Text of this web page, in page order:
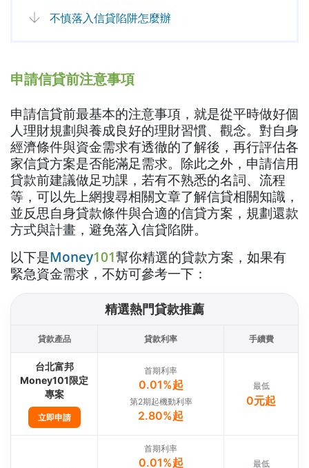
不慎落入信貸陷阱怎麼辦
申請信貸前注意事項
申請信貸前最基本的注意事項，就是從平時做好個
人理財規劃與養成良好的理財習慣、觀念。對自身
經濟條件與資金需求有透徹的了解後，再行評估各
家信貸方案是否能滿足需求。除此之外，申請信用
貸款前建議做足功課，若有不熟悉的名詞、流程
等，可以先上網搜尋相關文章了解信貸相關知識，
並反思自身貸款條件與合適的信貸方案，規劃還款
方式與計畫，避免落入信貸陷阱。
以下是Money101幫你精選的貸款方案，如果有
緊急資金需求，不妨可參考一下：
精選熱門貸款推薦
貸款產品 貸款利率 手續費
台北富邦
Money101限定
專案
立即申請
首期利率
0.01%起
第2期起機動利率
2.80%起
最低
0元起
首期利率
0.01%起 最低